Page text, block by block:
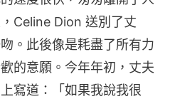
Celine Dion 送別了丈
。此後像是耗盡了所有力
的意願。今年年初，丈夫
寫道：「如果我說我很